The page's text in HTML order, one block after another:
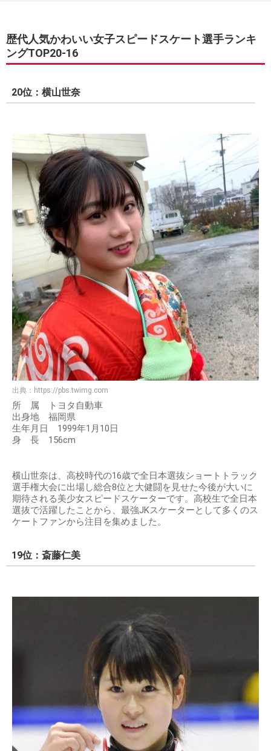
歴代人気かわいい女子スピードスケート選手ランキ
ングTOP20-16
20位：横山世奈
出典： https://pbs.twimg.com
所 属 トヨタ自動車
出身地 福岡県
生年月日 1999年1月10日
身 長 156cm
横山世奈は、高校時代の16歳で全日本選抜ショートトラック
選手権大会に出場し総合8位と大健闘を見せた今後が大いに
期待される美少女スピードスケーターです。高校生で全日本
選抜で活躍したことから、最強JKスケーターとして多くのス
ケートファンから注目を集めました。
19位：斎藤仁美